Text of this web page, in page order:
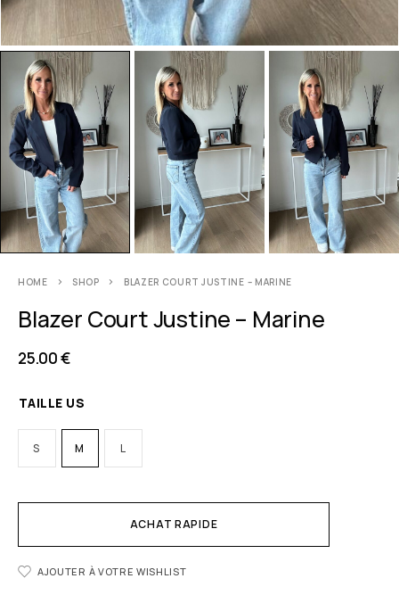
HOME SHOP BLAZER COURT JUSTINE – MARINE
Blazer Court Justine – Marine
25.00€
TAILLE US
S M L
ACHAT RAPIDE
AJOUTER À VOTRE WISHLIST